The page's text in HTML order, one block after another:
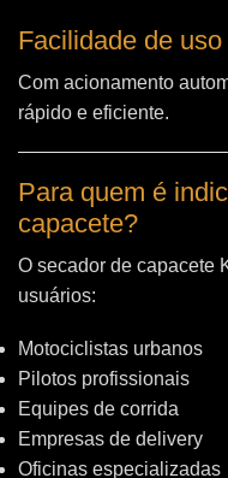
Facilidade de uso
Com acionamento
rápido e eficiente.
Para quem é
capacete?
O secador de capacete
usuários:
Motociclistas urbanos
Pilotos profissionais
Equipes de corrida
Empresas de delivery
Oficinas especializadas